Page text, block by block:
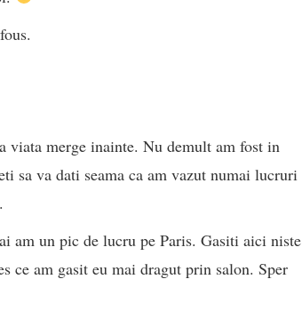
viata merge inainte. Nu demult am fost in
sa va dati seama ca am vazut numai lucruri
am un pic de lucru pe Paris. Gasiti aici niste
ce am gasit eu mai dragut prin salon. Sper